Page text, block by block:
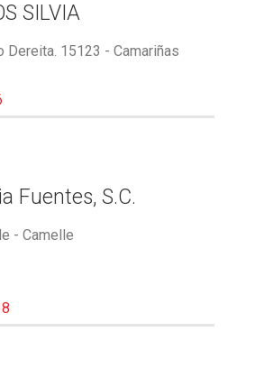
SILVIA
Dereita. 15123 - Camariñas
Fuentes, S.C.
- Camelle